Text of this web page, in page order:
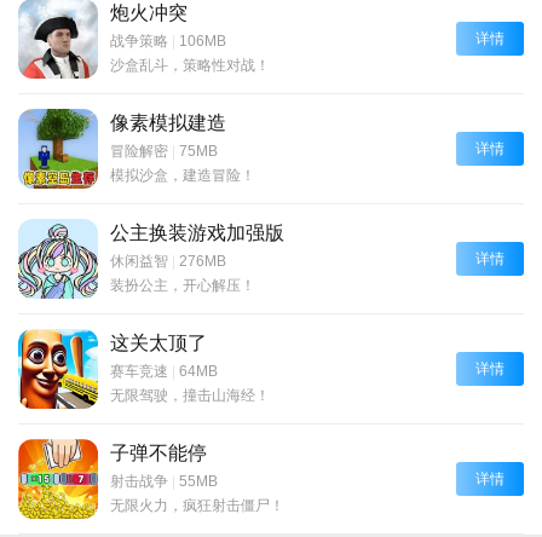
炮火冲突
战争策略 | 106MB
沙盒乱斗，策略性对战！
详情
像素模拟建造
冒险解密 | 75MB
模拟沙盒，建造冒险！
详情
公主换装游戏加强版
休闲益智 | 276MB
装扮公主，开心解压！
详情
这关太顶了
赛车竞速 | 64MB
无限驾驶，撞击山海经！
详情
子弹不能停
射击战争 | 55MB
无限火力，疯狂射击僵尸！
详情